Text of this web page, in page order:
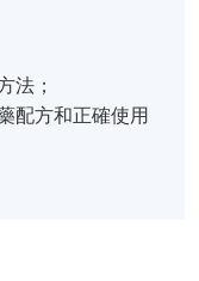
法；
配方和正確使用